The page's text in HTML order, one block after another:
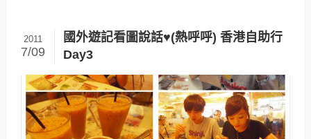
國外遊記看圖說話♥(熱呼呼) 香港自助行
Day3
2011
7/09